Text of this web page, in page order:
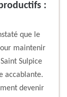
:
que le
maintenir
Sulpice
accablante.
devenir